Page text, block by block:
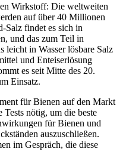
Wirkstoff: Die weltweiten
auf über 40 Millionen
Salz findet es sich in
und das zum Teil in
leicht in Wasser lösbare Salz
und Enteiserlösung
es seit Mitte des 20.
Einsatz.
für Bienen auf den Markt
nötig, um die beste
für Bienen und
auszuschließen.
im Gespräch, die diese